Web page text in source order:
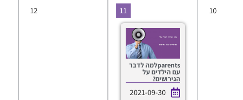
10
11
parentsלמה לדבר
עם הילדים על
הגירושים?
2021-09-30
12